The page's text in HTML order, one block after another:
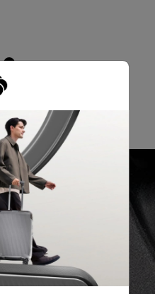
ทั่วโลก